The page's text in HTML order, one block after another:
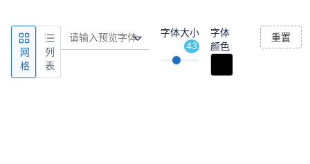
网
格
列
表
字体大小
43
字体
颜色
重置